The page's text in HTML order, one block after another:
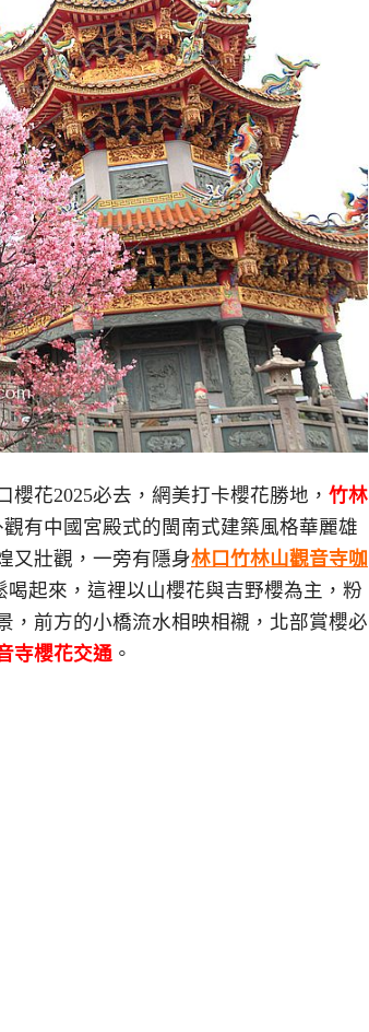
花2025必去，網美打卡櫻花勝地， 竹林
有中國宮殿式的閩南式建築風格華麗雄
又壯觀，一旁有隱身林口竹林山觀音寺咖
喝起來，這裡以山櫻花與吉野櫻為主，粉
，前方的小橋流水相映相襯，北部賞櫻必
寺櫻花交通 。